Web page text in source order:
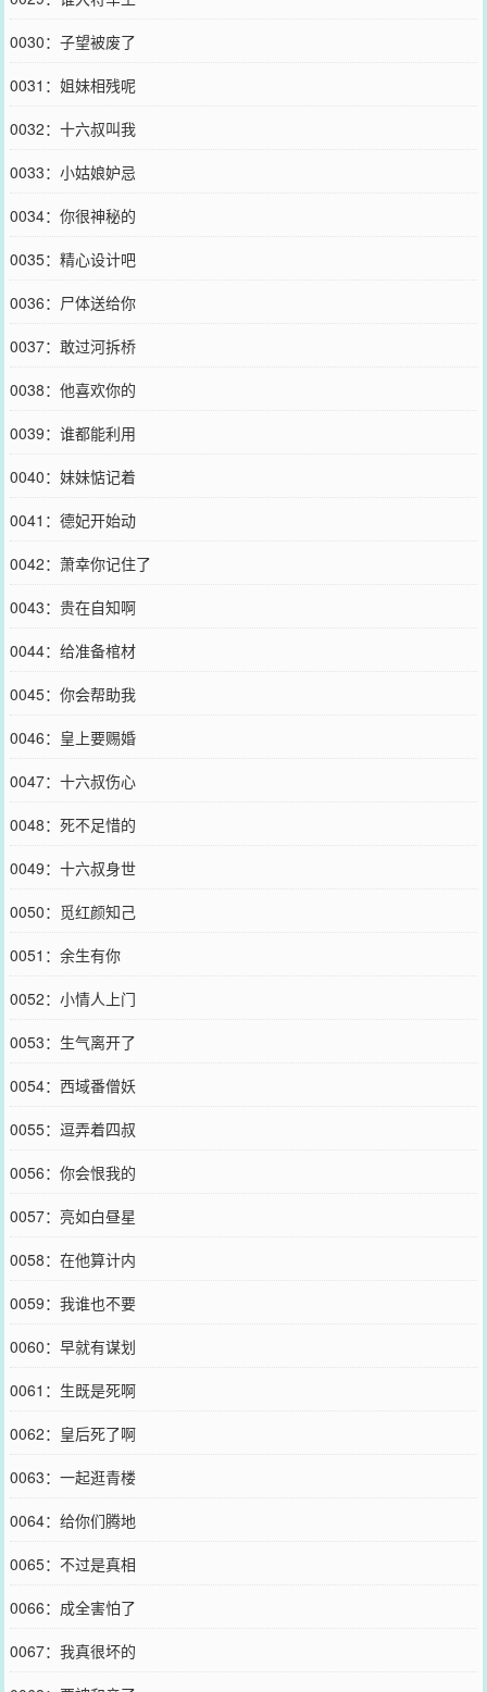
0030：子望被废了
0031：姐妹相残呢
0032：十六叔叫我
0033：小姑娘妒忌
0034：你很神秘的
0035：精心设计吧
0036：尸体送给你
0037：敢过河拆桥
0038：他喜欢你的
0039：谁都能利用
0040：妹妹惦记着
0041：德妃开始动
0042：萧幸你记住了
0043：贵在自知啊
0044：给准备棺材
0045：你会帮助我
0046：皇上要赐婚
0047：十六叔伤心
0048：死不足惜的
0049：十六叔身世
0050：觅红颜知己
0051：余生有你
0052：小情人上门
0053：生气离开了
0054：西域番僧妖
0055：逗弄着四叔
0056：你会恨我的
0057：亮如白昼星
0058：在他算计内
0059：我谁也不要
0060：早就有谋划
0061：生既是死啊
0062：皇后死了啊
0063：一起逛青楼
0064：给你们腾地
0065：不过是真相
0066：成全害怕了
0067：我真很坏的